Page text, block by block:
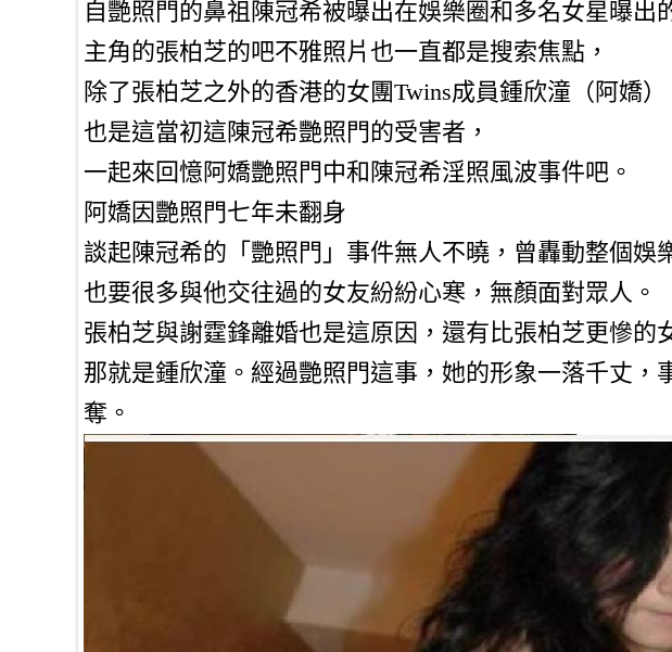
自艷照門的鼻祖陳冠希被曝出在娛樂圈和多名女星曝出
主角的張柏芝的吧不雅照片也一直都是搜索焦點，
除了張柏芝之外的香港的女團Twins成員鍾欣潼（阿嬌）
也是這當初這陳冠希艷照門的受害者，
一起來回憶阿嬌艷照門中和陳冠希淫照風波事件吧。
阿嬌因艷照門七年未翻身
談起陳冠希的「艷照門」事件無人不曉，曾轟動整個娛
也要很多與他交往過的女友紛紛心寒，無顏面對眾人。
張柏芝與謝霆鋒離婚也是這原因，還有比張柏芝更慘的
那就是鍾欣潼。經過艷照門這事，她的形象一落千丈，
奪。